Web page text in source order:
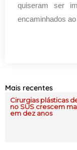
quiseram ser
encaminhados
Mais recentes
Cirurgias plásticas
no SUS crescem
em dez anos